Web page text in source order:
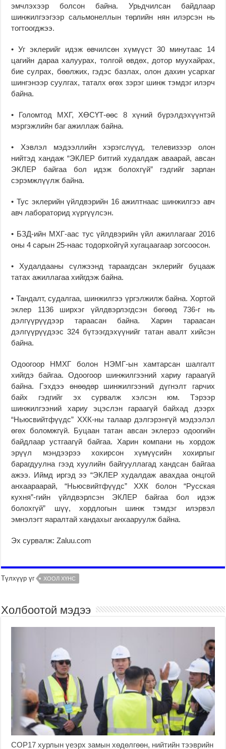
эмчлэхээр болсон байна. Урьдчилсан байдлаар
шинжилгээгээр сальмонеллын төрлийн нян илэрсэн нь
тогтоогджээ.
• Уг эклерийг идэж өвчилсөн хүмүүст 30 минутаас 14
цагийн дараа халуурах, толгой өвдөх, дотор муухайрах,
бие сулрах, бөөлжих, гэдэс базлах, олон дахин усархаг
шингэнээр суулгах, таталх өгөх зэрэг шинж тэмдэг илэрч
байна.
• Голомтод МХГ, ХӨСҮТ-өөс 8 хүний бүрэлдэхүүнтэй
мэргэжлийн баг ажиллаж байна.
• Хэвлэл мэдээллийн хэрэгслүүд, телевизээр олон
нийтэд хандаж “ЭКЛЕР битгий худалдаж аваарай, авсан
ЭКЛЕР байгаа бол идэж болохгүй” гэдгийг зарлан
сэрэмжлүүлж байна.
• Тус эклерийн үйлдвэрийн 16 ажилтнаас шинжилгээ авч
авч лабораторид хүргүүлсэн.
• БЗД-ийн МХГ-аас тус үйлдвэрийн үйл ажиллагааг 2016
оны 4 сарын 25-наас тодорхойгүй хугацаагаар зогсоосон.
• Худалдааны сүлжээнд тараагдсан эклерийг буцааж
татах ажиллагаа хийгдэж байна.
• Тандалт, судалгаа, шинжилгээ үргэлжилж байна. Хортой
эклер 1136 ширхэг үйлдвэрлэгдсэн бөгөөд 736-г нь
дэлгүүрүүдээр тараасан байна. Харин тараасан
дэлгүүрүүдээс 324 бүтээгдэхүүнийг татан авалт хийсэн
байна.
Одоогоор НМХГ болон НЭМГ-ын хамтарсан шалгалт
хийгдэ байгаа. Одоогоор шинжилгээний хариу гараагүй
байна. Гэхдээ өнөөдөр шинжилгээний дүгнэлт гарчих
байх гэдгийг эх сурвалж хэлсэн юм. Тэрээр
шинжилгээний хариу эцэслэн гараагүй байхад дээрх
“Ньюсвийтфүүдс” ХХК-ны талаар дэлгэрэнгүй мэдээлэл
өгөх боломжгүй. Буцаан татан авсан эклерээ одоогийн
байдлаар устгаагүй байгаа. Харин компани нь хордож
эрүүл мэндээрээ хохирсон хүмүүсийн хохирлыг
барагдуулна гээд хуулийн байгууллагад хандсан байгаа
ажээ. Иймд иргэд ээ “ЭКЛЕР худалдаж авахдаа онцгой
анхаараарай, “Ньюсвийтфүүдс” ХХК болон “Русская
кухня”-гийн үйлдвэрлсэн ЭКЛЕР байгаа бол идэж
болохгүй” шүү, хордлогын шинж тэмдэг илэрвэл
эмнэлэгт яаралтай хандахыг анхааруулж байна.
Эх сурвалж: Zaluu.com
Түлхүүр үг ХООЛ ХҮНС
Холбоотой мэдээ
COP17 хурлын үеэрх замын хөдөлгөөн, нийтийн тээврийн